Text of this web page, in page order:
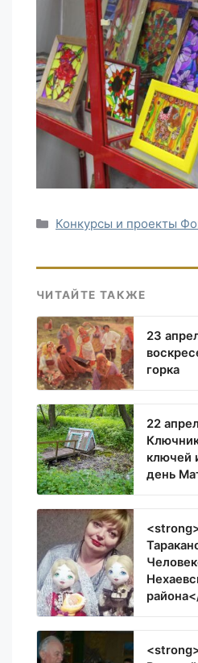
Рубрики
Конкурсы и проекты
ЧИТАЙТЕ ТАКЖЕ
23
горка
22
ключей
день